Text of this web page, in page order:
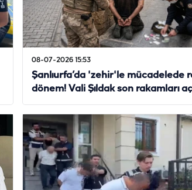
08-07-2026 15:53
Şanlıurfa’da 'zehir'le mücadelede
dönem! Vali Şıldak son rakamları